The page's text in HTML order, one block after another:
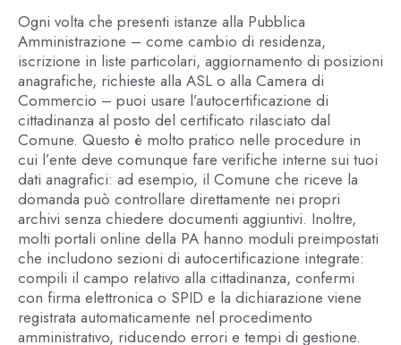
Ogni volta che presenti istanze alla Pubblica
Amministrazione – come cambio di residenza,
iscrizione in liste particolari, aggiornamento di posizioni
anagrafiche, richieste alla ASL o alla Camera di
Commercio – puoi usare l’autocertificazione di
cittadinanza al posto del certificato rilasciato dal
Comune. Questo è molto pratico nelle procedure in
cui l’ente deve comunque fare verifiche interne sui tuoi
dati anagrafici: ad esempio, il Comune che riceve la
domanda può controllare direttamente nei propri
archivi senza chiedere documenti aggiuntivi. Inoltre,
molti portali online della PA hanno moduli preimpostati
che includono sezioni di autocertificazione integrate:
compili il campo relativo alla cittadinanza, confermi
con firma elettronica o SPID e la dichiarazione viene
registrata automaticamente nel procedimento
amministrativo, riducendo errori e tempi di gestione.